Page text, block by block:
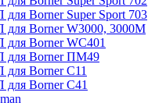
Borner Super Sport 703
для Borner W3000, 3000М
для Borner WC401
для Borner ПМ49
для Borner С11
для Borner С41